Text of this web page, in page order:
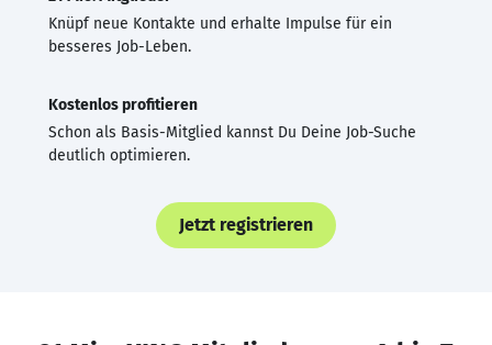
Knüpf neue Kontakte und erhalte Impulse für ein
besseres Job-Leben.
Kostenlos profitieren
Schon als Basis-Mitglied kannst Du Deine Job-Suche
deutlich optimieren.
Jetzt registrieren